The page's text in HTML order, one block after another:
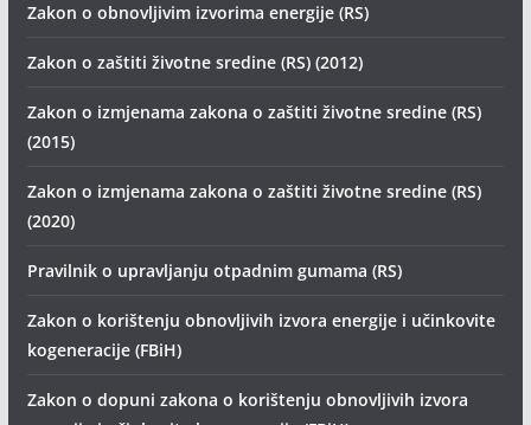
Zakon o obnovljivim izvorima energije (RS)
Zakon o zaštiti životne sredine (RS) (2012)
Zakon o izmjenama zakona o zaštiti životne sredine (RS)
(2015)
Zakon o izmjenama zakona o zaštiti životne sredine (RS)
(2020)
Pravilnik o upravljanju otpadnim gumama (RS)
Zakon o korištenju obnovljivih izvora energije i učinkovite
kogeneracije (FBiH)
Zakon o dopuni zakona o korištenju obnovljivih izvora